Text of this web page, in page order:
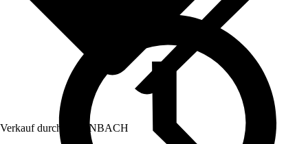
Verkauf durch: HORNBACH